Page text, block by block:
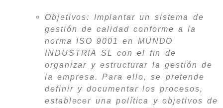
Objetivos: Implantar un sistema de
gestión de calidad conforme a la
norma ISO 9001 en MUNDO
INDUSTRIA SL con el fin de
organizar y estructurar la gestión de
la empresa. Para ello, se pretende
definir y documentar los procesos,
establecer una política y objetivos de